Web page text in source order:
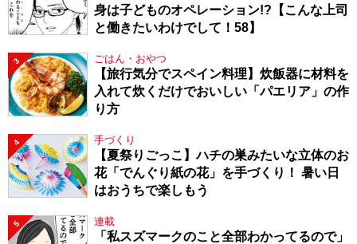
身は子どものオペレーション!?【こんな上司
と働きたいわけでして！58】
3 ごはん・おやつ
【旅行気分でスペイン料理】炊飯器に材料を
入れて炊くだけでおいしい「パエリア」の作
り方
4 手づくり
【夏祭りごっこ】ハチの巣みたいな立体のお
花「でんぐり紙の花」を手づくり！ 暑い日
はおうちで楽しもう
5 連載
「私スズマークのこと全部わかってるので」